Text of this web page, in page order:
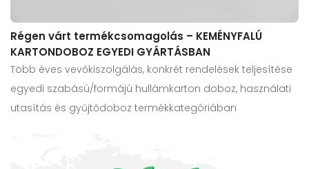
Régen várt termékcsomagolás – KEMÉNYFALÚ
KARTONDOBOZ EGYEDI GYÁRTÁSBAN
Több éves vevőkiszolgálás, konkrét rendelések teljesítése
egyedi szabású/formájú hullámkarton doboz, használati
utasítás és gyűjtődoboz termékkategóriában